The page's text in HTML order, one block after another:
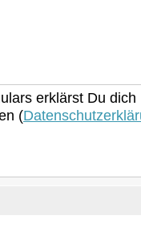
erklärst Du
(